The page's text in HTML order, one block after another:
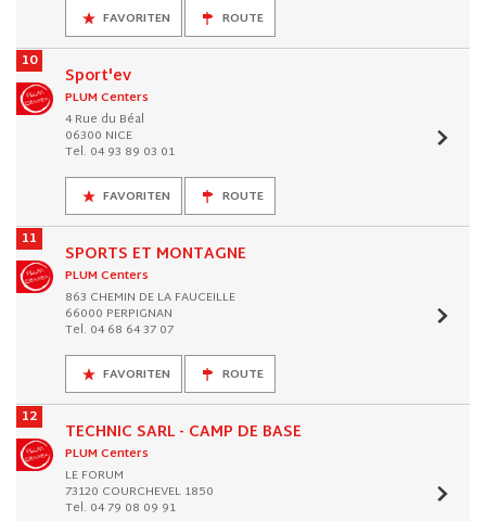
FAVORITEN ROUTE
10
Sport'ev
PLUM Centers
4 Rue du Béal
06300 NICE
Tel. 04 93 89 03 01
FAVORITEN ROUTE
11
SPORTS ET MONTAGNE
PLUM Centers
863 CHEMIN DE LA FAUCEILLE
66000 PERPIGNAN
Tel. 04 68 64 37 07
FAVORITEN ROUTE
12
TECHNIC SARL - CAMP DE BASE
PLUM Centers
LE FORUM
73120 COURCHEVEL 1850
Tel. 04 79 08 09 91